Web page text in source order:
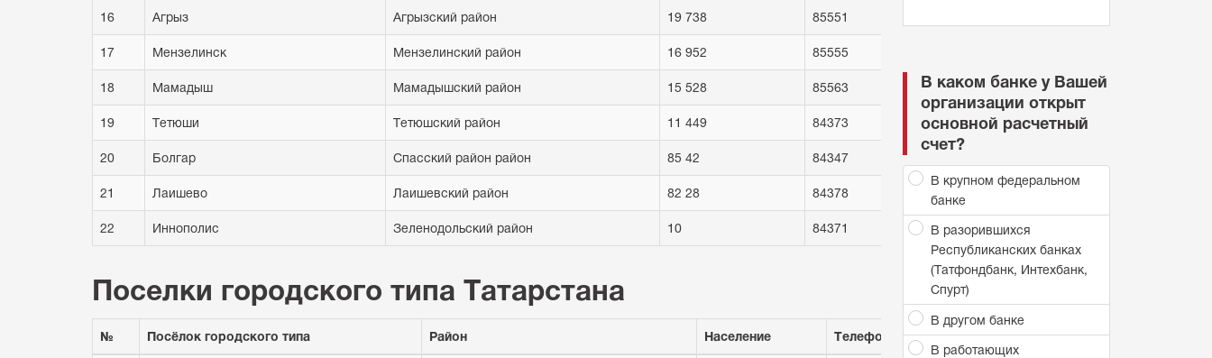
16 Агрыз Агрызский район 19 738 85551
17 Мензелинск Мензелинский район 16 952 85555
18 Мамадыш Мамадышский район 15 528 85563
19 Тетюши Тетюшский район 11 449 84373
20 Болгар Спасский район район 85 42 84347
21 Лаишево Лаишевский район 82 28 84378
22 Иннополис Зеленодольский район 10 84371
Поселки городского типа Татарстана
№ Посёлок городского типа Район Население Телефонный код
В каком банке у Вашей
организации открыт
основной расчетный
счет?
В крупном федеральном
банке
В разорившихся
Республиканских банках
(Татфондбанк, Интехбанк,
Спурт)
В другом банке
В работающих